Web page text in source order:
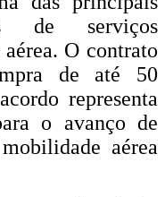
de serviços
O contrato
de até 50
representa
o avanço de
aérea